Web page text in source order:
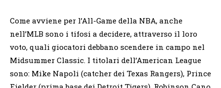
Come avviene per l’All-Game della NBA, anche
nell’MLB sono i tifosi a decidere, attraverso il loro
voto, quali giocatori debbano scendere in campo nel
Midsummer Classic. I titolari dell’American League
sono: Mike Napoli (catcher dei Texas Rangers), Prince